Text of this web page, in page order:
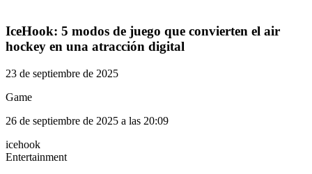
IceHook: 5 modos de juego que convierten el air
hockey en una atracción digital
23 de septiembre de 2025
Game
26 de septiembre de 2025 a las 20:09
icehook
Entertainment